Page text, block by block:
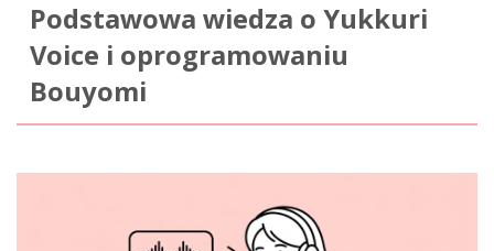
Podstawowa wiedza o Yukkuri
Voice i oprogramowaniu
Bouyomi